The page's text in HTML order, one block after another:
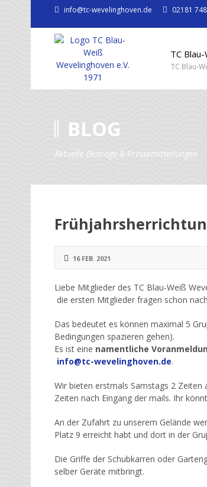
info@tc-wevelinghoven.de 02181
TC
TC Blau-
BLOG
Aktuelle Beiträge & Pressemitteilungen
16 FEB. 2021
Liebe Mitglieder des TC Blau-Weiß
die ersten Mitglieder fragen schon
Das bedeutet es können maximal 5
Bedingungen spazieren gehen).
Es ist eine namentliche
info@tc-wevelinghoven.de.
Wir bieten erstmals Samstags 2 Zeiten
Zeiten nach Eingang der mails. Ihr
An der Zufahrt zu unserem Gelände
Platz 9 erreicht habt und dort in der
Die Griffe der Schubkarren oder
selber Geräte mitbringt.